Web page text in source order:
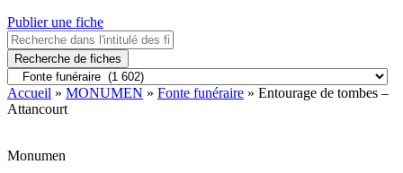
Publier une fiche
Recherche de fiches
Accueil » MONUMEN » Fonte funéraire » Entourage de tombes –
Attancourt
Monumen